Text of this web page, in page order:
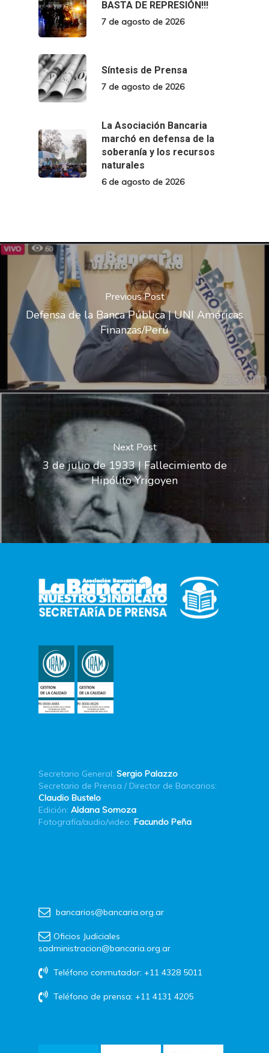
BASTA DE REPRESIÓN!!!
7 de agosto de 2026
Síntesis de Prensa
7 de agosto de 2026
La Asociación Bancaria
marchó en defensa de la
soberanía y los recursos
naturales
6 de agosto de 2026
Previous Post
Defensa de la Banca Pública | UNI Américas
Finanzas/Perú
Next Post
3 de julio de 1933 | Fallecimiento de
Hipólito Yrigoyen
Secretario General: Sergio Palazzo
Secretario de Prensa / Director de Bancarios:
Claudio Bustelo
Edición: Aldana Somoza
Fotografía/audio/video: Facundo Peña
bancarios@bancaria.org.ar
Oficios Judiciales
sadministracion@bancaria.org.ar
Teléfono conmutador: +11 4328 5011
Teléfono de prensa: +11 4131 4205